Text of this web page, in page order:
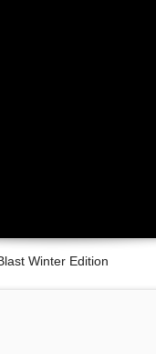
Winter Edition